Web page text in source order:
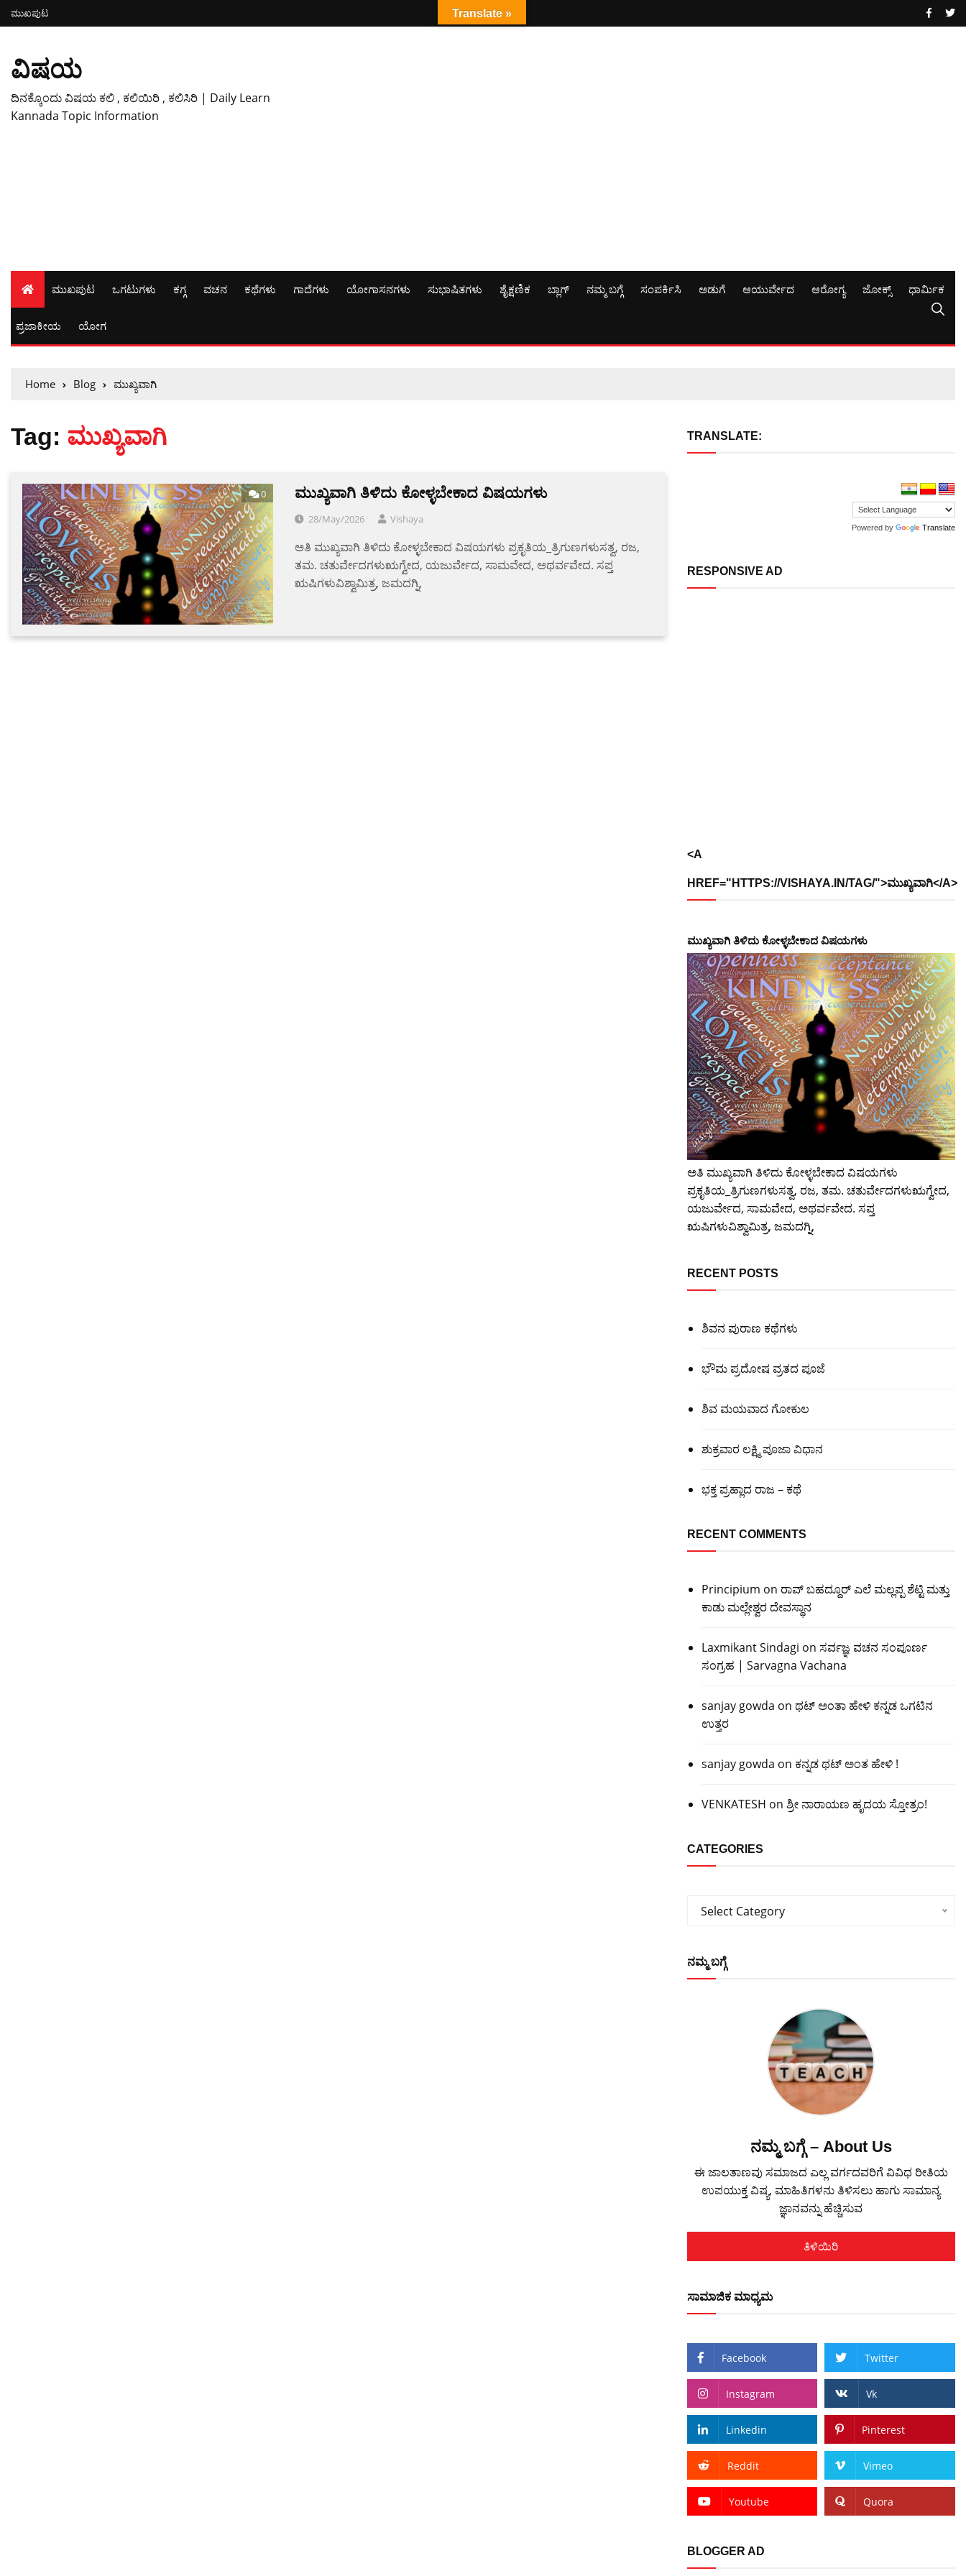
ಮುಖಪುಟ
ವಿಷಯ
ದಿನಕ್ಕೊಂದು ವಿಷಯ ಕಲಿ , ಕಲಿಯಿರಿ , ಕಲಿಸಿರಿ | Daily Learn
Kannada Topic Information
ಮುಖಪುಟ ಒಗಟುಗಳು ಕಗ್ಗ ವಚನ ಕಥೆಗಳು ಗಾದೆಗಳು ಯೋಗಾಸನಗಳು ಸುಭಾಷಿತಗಳು ಶೈಕ್ಷಣಿಕ ಬ್ಲಾಗ್ ನಮ್ಮ ಬಗ್ಗೆ ಸಂಪರ್ಕಿಸಿ ಅಡುಗೆ ಆಯುರ್ವೇದ ಆರೋಗ್ಯ ಜೋಕ್ಸ್ ಧಾರ್ಮಿಕ
ಪ್ರಜಾಕೀಯ ಯೋಗ
Home Blog ಮುಖ್ಯವಾಗಿ
Tag: ಮುಖ್ಯವಾಗಿ
0 ಮುಖ್ಯವಾಗಿ ತಿಳಿದು ಕೋಳ್ಳಬೇಕಾದ ವಿಷಯಗಳು
28/May/2026 Vishaya
ಅತಿ ಮುಖ್ಯವಾಗಿ ತಿಳಿದು ಕೋಳ್ಳಬೇಕಾದ ವಿಷಯಗಳು ಪ್ರಕೃತಿಯ_ತ್ರಿಗುಣಗಳುಸತ್ವ, ರಜ,
ತಮ. ಚತುರ್ವೇದಗಳುಋಗ್ವೇದ, ಯಜುರ್ವೇದ, ಸಾಮವೇದ, ಅಥರ್ವವೇದ. ಸಪ್ತ
ಋಷಿಗಳುವಿಶ್ವಾಮಿತ್ರ, ಜಮದಗ್ನಿ,
TRANSLATE:
Powered by Translate
RESPONSIVE AD
<A
HREF="HTTPS://VISHAYA.IN/TAG/">ಮುಖ್ಯವಾಗಿ</A>
ಮುಖ್ಯವಾಗಿ ತಿಳಿದು ಕೋಳ್ಳಬೇಕಾದ ವಿಷಯಗಳು
ಅತಿ ಮುಖ್ಯವಾಗಿ ತಿಳಿದು ಕೋಳ್ಳಬೇಕಾದ ವಿಷಯಗಳು
ಪ್ರಕೃತಿಯ_ತ್ರಿಗುಣಗಳುಸತ್ವ, ರಜ, ತಮ. ಚತುರ್ವೇದಗಳುಋಗ್ವೇದ,
ಯಜುರ್ವೇದ, ಸಾಮವೇದ, ಅಥರ್ವವೇದ. ಸಪ್ತ
ಋಷಿಗಳುವಿಶ್ವಾಮಿತ್ರ, ಜಮದಗ್ನಿ,
RECENT POSTS
ಶಿವನ ಪುರಾಣ ಕಥೆಗಳು
ಭೌಮ ಪ್ರದೋಷ ವ್ರತದ ಪೂಜೆ
ಶಿವ ಮಯವಾದ ಗೋಕುಲ
ಶುಕ್ರವಾರ ಲಕ್ಷ್ಮಿ ಪೂಜಾ ವಿಧಾನ
ಭಕ್ತ ಪ್ರಹ್ಲಾದ ರಾಜ – ಕಥೆ
RECENT COMMENTS
Principium on ರಾವ್ ಬಹದ್ದೂರ್ ಎಲೆ ಮಲ್ಲಪ್ಪ ಶೆಟ್ಟಿ ಮತ್ತು
ಕಾಡು ಮಲ್ಲೇಶ್ವರ ದೇವಸ್ಥಾನ
Laxmikant Sindagi on ಸರ್ವಜ್ಞ ವಚನ ಸಂಪೂರ್ಣ
ಸಂಗ್ರಹ | Sarvagna Vachana
sanjay gowda on ಥಟ್ ಅಂತಾ ಹೇಳಿ ಕನ್ನಡ ಒಗಟಿನ
ಉತ್ತರ
sanjay gowda on ಕನ್ನಡ ಥಟ್ ಅಂತ ಹೇಳಿ !
VENKATESH on ಶ್ರೀ ನಾರಾಯಣ ಹೃದಯ ಸ್ತೋತ್ರಂ!
CATEGORIES
Categories
Select Category
ನಮ್ಮ ಬಗ್ಗೆ
ನಮ್ಮ ಬಗ್ಗೆ – About Us
ಈ ಜಾಲತಾಣವು ಸಮಾಜದ ಎಲ್ಲ ವರ್ಗದವರಿಗೆ ವಿವಿಧ ರೀತಿಯ
ಉಪಯುಕ್ತ ವಿಷ್ಯ, ಮಾಹಿತಿಗಳನು ತಿಳಿಸಲು ಹಾಗು ಸಾಮಾನ್ಯ
ಜ್ಞಾನವನ್ನು ಹೆಚ್ಚಿಸುವ
ತಿಳಿಯಿರಿ
ಸಾಮಾಜಿಕ ಮಾಧ್ಯಮ
Facebook Twitter
Instagram Vk
Linkedin Pinterest
Reddit Vimeo
Youtube Quora
BLOGGER AD
Translate »